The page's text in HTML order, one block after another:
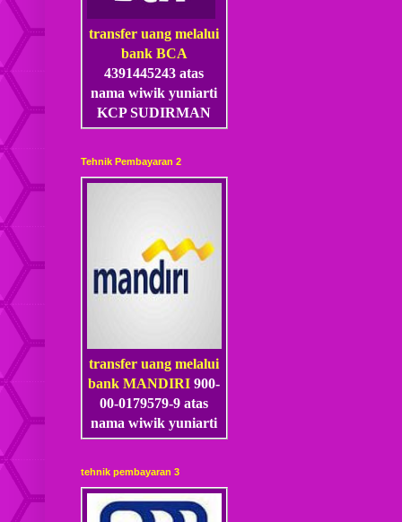
transfer uang melalui
bank BCA
4391445243 atas
nama wiwik yuniarti
KCP SUDIRMAN
Tehnik Pembayaran 2
transfer uang melalui
bank MANDIRI900-
00-0179579-9 atas
nama wiwik yuniarti
tehnik pembayaran 3